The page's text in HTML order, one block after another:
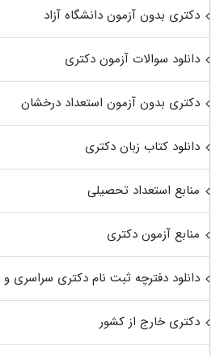
دکتری بدون آزمون دانشگاه آزاد
دانلود سوالات آزمون دکتری
دکتری بدون آزمون استعداد درخشان
دانلود کتاب زبان دکتری
منابع استعداد تحصیلی
منابع آزمون دکتری
دانلود دفترچه ثبت نام دکتری سراسری و
دکتری خارج از کشور